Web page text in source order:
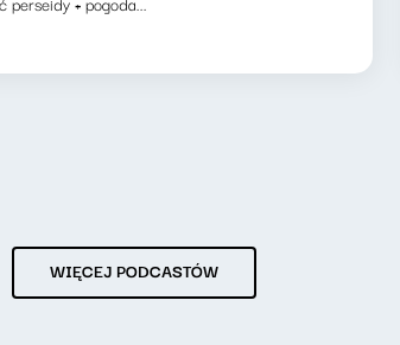
WIĘCEJ PODCASTÓW